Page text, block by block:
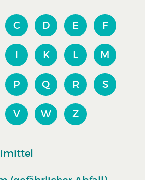
C D E F
I K L M
P Q R S
V W Z